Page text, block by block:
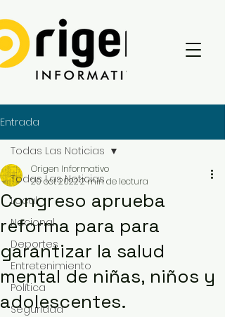
Entrada
Todas Las Noticias
Local
Nacional
Deportes
Entretenimiento
Política
Seguridad
Todas Las Noticias
Congreso aprueba
reforma para para
garantizar la salud
mental de niñas, niños y
adolescentes.
Origen Informativo
20 oct 20222 min de lectura